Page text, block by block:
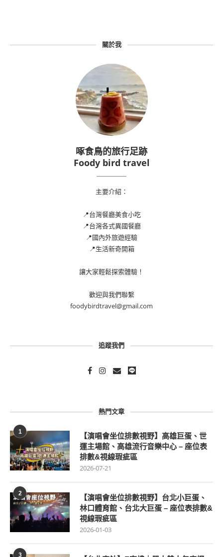
關於我
啄食鳥的旅行足跡
Foody bird travel
主要介紹：
📍台灣餐廳美食小吃
📍台灣各式異國餐廳
📍國內外旅遊經驗
📍生活新奇開箱
讓大家輕鬆探索體驗！
歡迎與我們聯繫
foodybirdtravel@gmail.com
追蹤我們
熱門文章
1
【演唱會坐位排數視野】高雄巨蛋、世
運主場館、高雄流行音樂中心 – 座位表
排數&視線瑕疵區
2026-07-21
2
【演唱會坐位排數視野】台北小巨蛋、
林口體育館、台北大巨蛋 – 座位表排數&
視線瑕疵區
2026-01-03
3